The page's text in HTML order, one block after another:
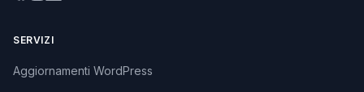
SERVIZI
Aggiornamenti WordPress